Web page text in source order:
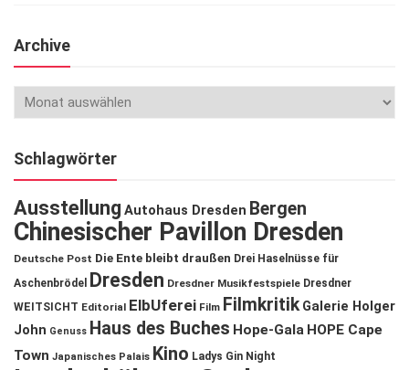
Archive
Schlagwörter
Ausstellung Autohaus Dresden Bergen
Chinesischer Pavillon Dresden
Deutsche Post Die Ente bleibt draußen Drei Haselnüsse für
Aschenbrödel
Dresden Dresdner Musikfestspiele Dresdner
WEITSICHT Editorial ElbUferei Film Filmkritik Galerie Holger
John Genuss Haus des Buches Hope-Gala HOPE Cape
Town Japanisches Palais Kino Ladys Gin Night